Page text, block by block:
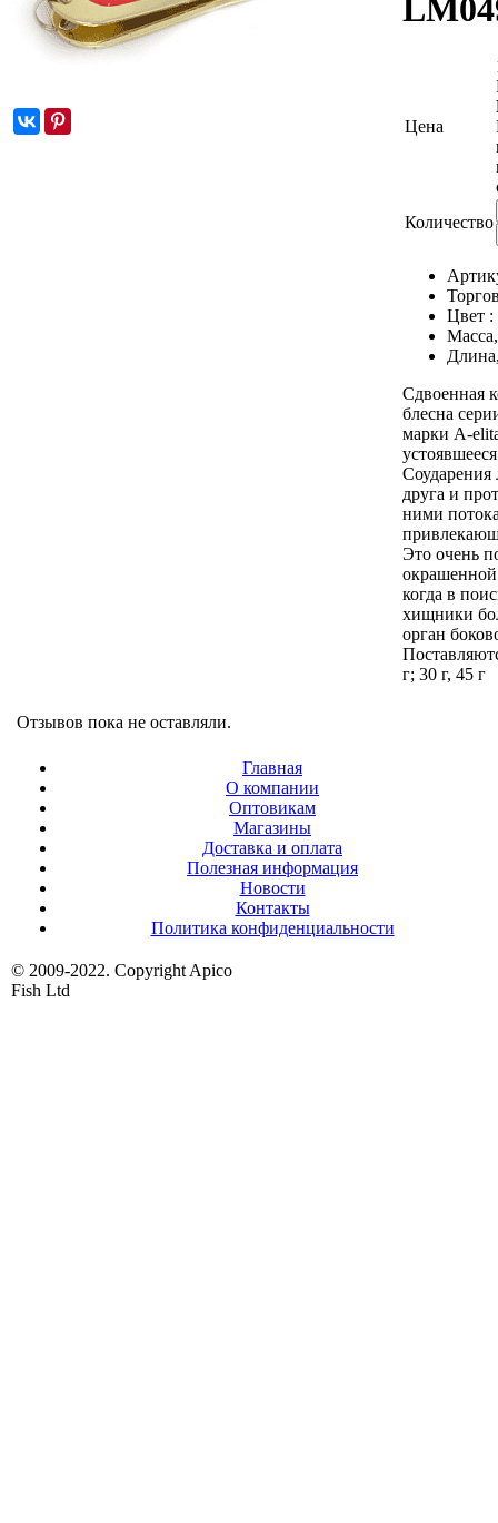
Цена
Количество
Цвет :
Сдвоенная
блесна
марки A-
Соударения
друга и
ними
Это очень
когда в
хищники
орган
г; 30 г, 45 г
Отзывов пока не оставляли.
Главная
О компании
Оптовикам
Магазины
Доставка и оплата
Полезная информация
Новости
Контакты
Политика конфиденциальности
© 2009-2022. Copyright Apico
Fish Ltd